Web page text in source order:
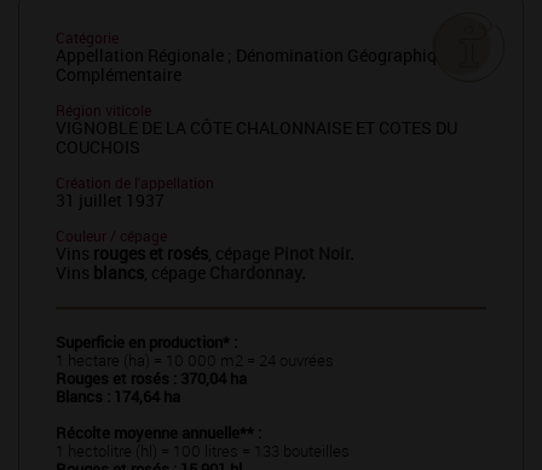
Catégorie
Appellation Régionale ; Dénomination Géographique
Complémentaire
Région viticole
VIGNOBLE DE LA CÔTE CHALONNAISE ET COTES DU
COUCHOIS
Création de l'appellation
31 juillet 1937
Couleur / cépage
Vins rouges et rosés, cépage
.
Vins blancs, cépage .
Superficie en production* :
1 hectare (ha) = 10 000 m2 = 24 ouvrées
Rouges et rosés : 370,04 ha
Blancs : 174,64 ha
Récolte moyenne annuelle** :
1 hectolitre (hl) = 100 litres = 133 bouteilles